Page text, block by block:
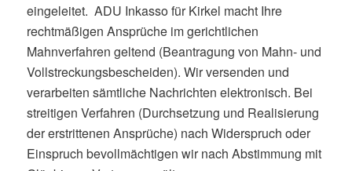
eingeleitet. ADU Inkasso für Kirkel macht Ihre
rechtmäßigen Ansprüche im gerichtlichen
Mahnverfahren geltend (Beantragung von Mahn- und
Vollstreckungsbescheiden). Wir versenden und
verarbeiten sämtliche Nachrichten elektronisch. Bei
streitigen Verfahren (Durchsetzung und Realisierung
der erstrittenen Ansprüche) nach Widerspruch oder
Einspruch bevollmächtigen wir nach Abstimmung mit